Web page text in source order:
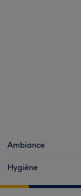
Ambiance
Hygiëne